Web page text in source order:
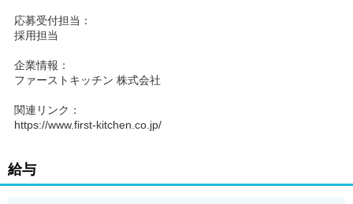
応募受付担当：
採用担当
企業情報：
ファーストキッチン 株式会社
関連リンク：
https://www.first-kitchen.co.jp/
給与